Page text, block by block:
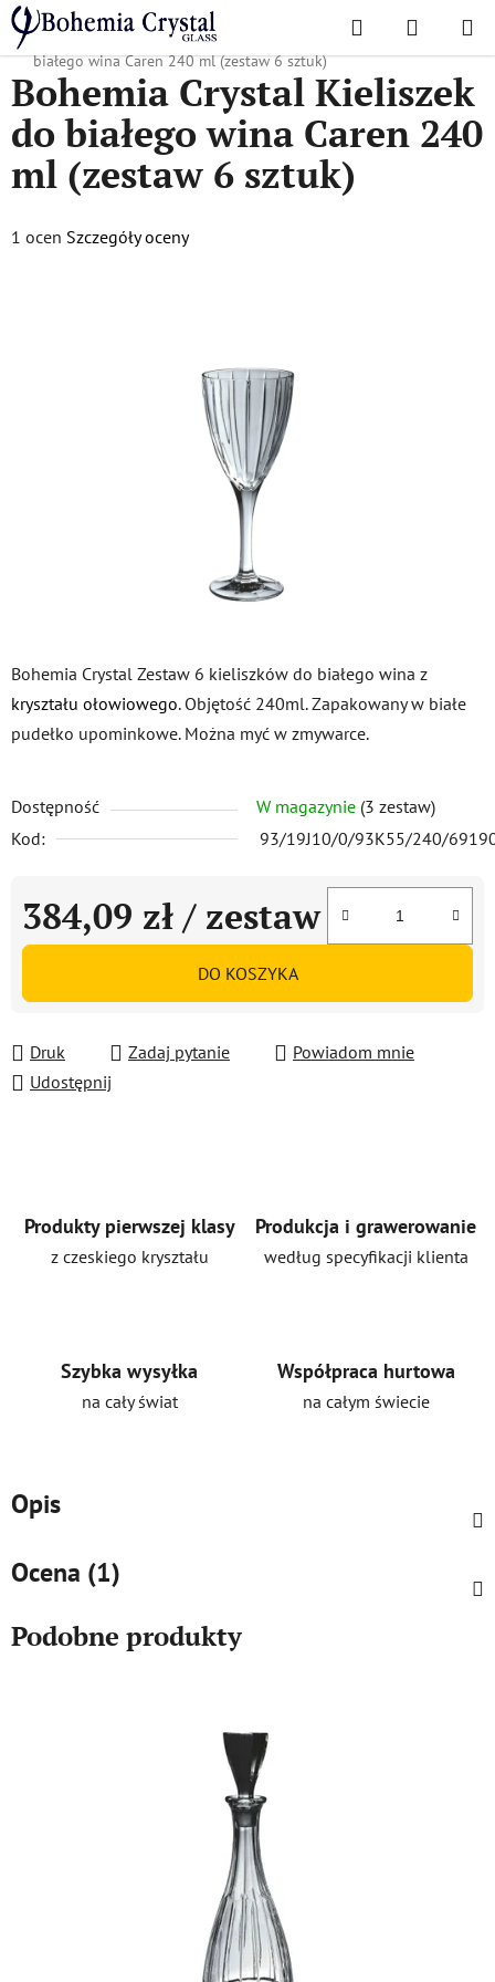
Przejść
do
treści
Szukaj KOSZYK
Home
/ Popularne kolekcje / Karen
Bohemia Crystal Kieliszek do
białego wina Caren 240 ml (zestaw 6 sztuk)
Bohemia Crystal Zestaw 6 kieliszków do białego wina z
kryształu ołowiowego. Objętość 240ml. Zapakowany w białe
pudełko upominkowe. Można myć w zmywarce.
Dostępność W magazynie (3 zestaw)
Kod:
93/19J10/0/93K55/240/
384,09 zł / zestaw
Cena jednostkowa:
DO KOSZYKA
Druk Zadaj pytanie
Powiadom mnie
Udostępnij
Bohemia Crystal Kieliszek
do białego wina Caren 240
ml (zestaw 6 sztuk)
Średnia
1 ocen Szczegóły oceny
Produkty pierwszej klasy
z czeskiego kryształu
Produkcja i grawerowanie
według specyfikacji klienta
Szybka wysyłka
na cały świat
Współpraca hurtowa
na całym świecie
Opis
Ocena (1)
Podobne produkty